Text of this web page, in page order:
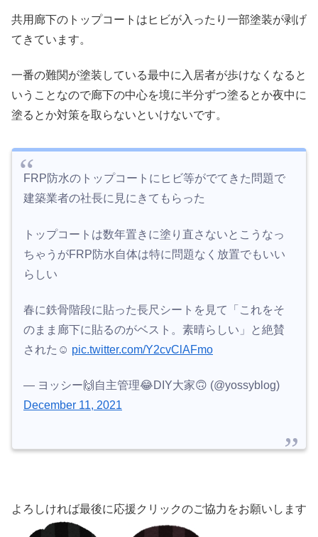
共用廊下のトップコートはヒビが入ったり一部塗装が剥げ
てきています。
一番の難関が塗装している最中に入居者が歩けなくなると
いうことなので廊下の中心を境に半分ずつ塗るとか夜中に
塗るとか対策を取らないといけないです。
FRP防水のトップコートにヒビ等がでてきた問題で
建築業者の社長に見にきてもらった
トップコートは数年置きに塗り直さないとこうなっ
ちゃうがFRP防水自体は特に問題なく放置でもいい
らしい
春に鉄骨階段に貼った長尺シートを見て「これをそ
のまま廊下に貼るのがベスト。素晴らしい」と絶賛
された☺️ pic.twitter.com/Y2cvClAFmo
— ヨッシー🙌自主管理😂DIY大家🙃 (@yossyblog)
December 11, 2021
よろしければ最後に応援クリックのご協力をお願いします